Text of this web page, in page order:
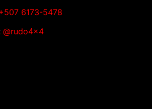
6173-5478
@rudo4x4